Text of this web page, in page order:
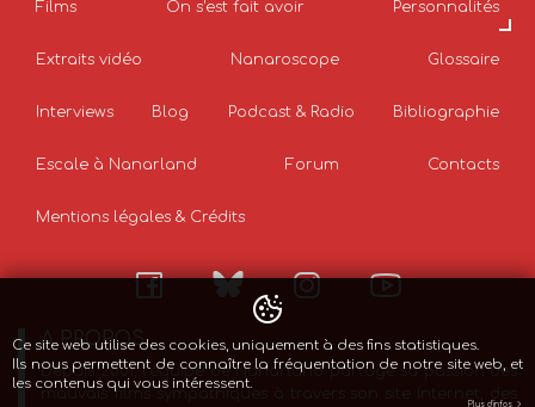
A PROPOS
Depuis 2001, l’équipe de Nanarland partage sa passion des
mauvais films sympathiques à travers son site Internet, des
Films On s'est fait avoir Personnalités
Extraits vidéo Nanaroscope Glossaire
Interviews Blog Podcast & Radio Bibliographie
Escale à Nanarland Forum Contacts
Mentions légales & Crédits
Ce site web utilise des cookies, uniquement à des fins statistiques.
Ils nous permettent de connaître la fréquentation de notre site web, et
les contenus qui vous intéressent.
Plus d'infos